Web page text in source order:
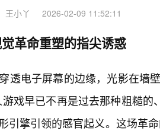
王小丫 2026-02-09 11:52:11
革命重塑的指尖诱惑
透电子屏幕的边缘，光影在墙
戏早已不再是过去那种粗糙的
引擎引领的感官起义。这场革